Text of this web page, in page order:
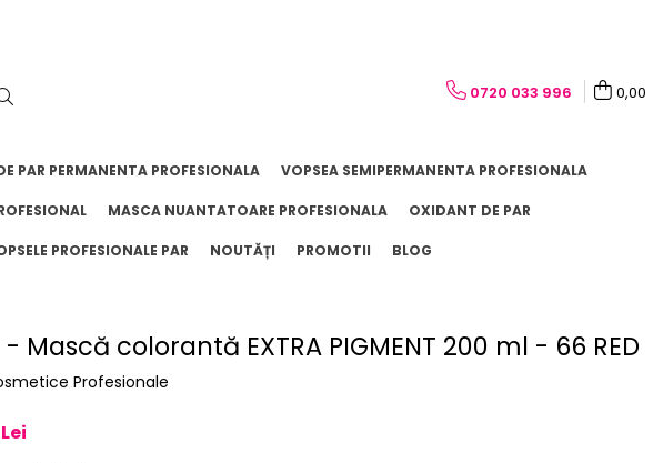
0720 033 996 0,00
PAR PERMANENTA PROFESIONALA VOPSEA SEMIPERMANENTA PROFESIONALA
MASCA NUANTATOARE PROFESIONALA OXIDANT DE PAR
PROFESIONALE PAR NOUTĂȚI PROMOTII BLOG
- Mască colorantă EXTRA PIGMENT 200 ml - 66 RED
Profesionale